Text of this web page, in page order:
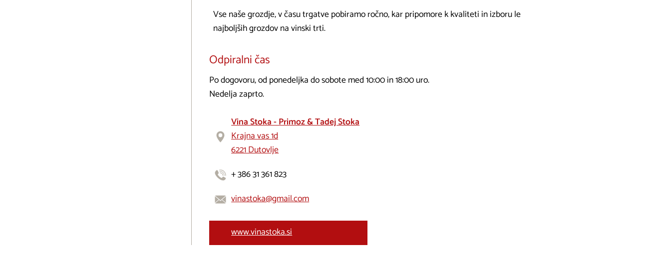
Vse naše grozdje, v času trgatve pobiramo ročno, kar pripomore k kvaliteti in izboru le
najboljših grozdov na vinski trti.
Odpiralni čas
Po dogovoru, od ponedeljka do sobote med 10:00 in 18:00 uro.
Nedelja zaprto.
Vina Stoka - Primoz & Tadej Stoka
Krajna vas 1d
6221 Dutovlje
+ 386 31 361 823
vinastoka@gmail.com
www.vinastoka.si